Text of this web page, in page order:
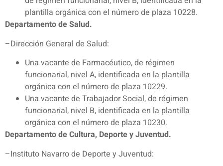
plantilla orgánica con el número de plaza 10228.
Departamento de Salud.
–Dirección General de Salud:
Una vacante de Farmacéutico, de régimen
funcionarial, nivel A, identificada en la plantilla
orgánica con el número de plaza 10229.
Una vacante de Trabajador Social, de régimen
funcionarial, nivel B, identificada en la plantilla
orgánica con el número de plaza 10230.
Departamento de Cultura, Deporte y Juventud.
–Instituto Navarro de Deporte y Juventud: